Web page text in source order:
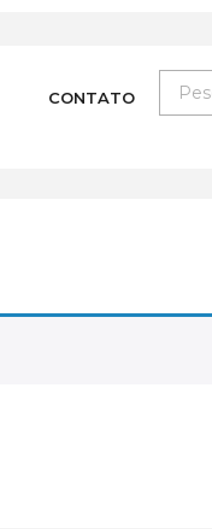
CONTATO